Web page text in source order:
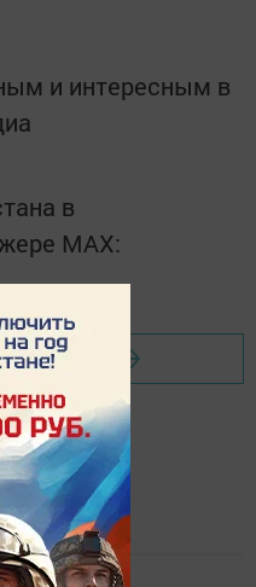
и интересным в
в
MАХ:
новости